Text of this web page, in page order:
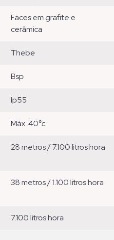
faces em grafite e
cerâmica
thebe
bsp
ip55
máx. 40°c
28 metros / 7.100 litros hora
38 metros / 1.100 litros hora
7.100 litros hora